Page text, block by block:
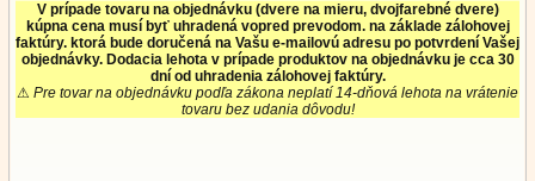
V prípade tovaru na objednávku (dvere na mieru, dvojfarebné dvere)
kúpna cena musí byť uhradená vopred prevodom. na základe zálohovej
faktúry. ktorá bude doručená na Vašu e-mailovú adresu po potvrdení Vašej
objednávky. Dodacia lehota v prípade produktov na objednávku je cca 30
dní od uhradenia zálohovej faktúry.
⚠ Pre tovar na objednávku podľa zákona neplatí 14-dňová lehota na vrátenie
tovaru bez udania dôvodu!